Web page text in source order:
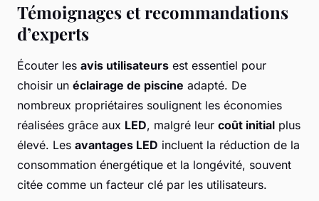
Témoignages et recommandations
d’experts
Écouter les avis utilisateurs est essentiel pour
choisir un éclairage de piscine adapté. De
nombreux propriétaires soulignent les économies
réalisées grâce aux LED, malgré leur coût initial plus
élevé. Les avantages LED incluent la réduction de la
consommation énergétique et la longévité, souvent
citée comme un facteur clé par les utilisateurs.